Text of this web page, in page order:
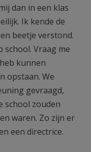
dan in een klas
Ik kende de
beetje verstond.
school. Vraag me
kunnen
opstaan. We
gevraagd,
school zouden
waren. Zo zijn er
een directrice.